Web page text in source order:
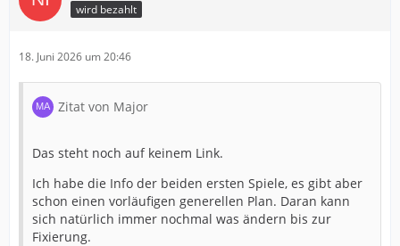
wird bezahlt
18. Juni 2026 um 20:46
Zitat von Major
Das steht noch auf keinem Link.
Ich habe die Info der beiden ersten Spiele, es gibt aber
schon einen vorläufigen generellen Plan. Daran kann
sich natürlich immer nochmal was ändern bis zur
Fixierung.